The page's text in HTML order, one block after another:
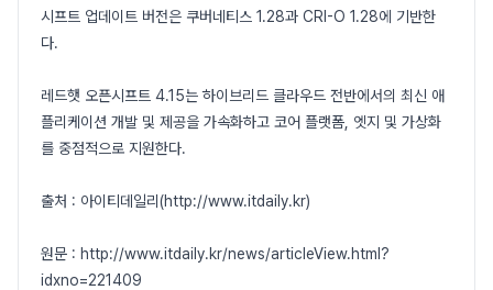
시프트 업데이트 버전은 쿠버네티스 1.28과 CRI-O 1.28에 기반한
다.
레드햇 오픈시프트 4.15는 하이브리드 클라우드 전반에서의 최신 애
플리케이션 개발 및 제공을 가속화하고 코어 플랫폼, 엣지 및 가상화
를 중점적으로 지원한다.
출처 : 아이티데일리(http://www.itdaily.kr)
원문 : http://www.itdaily.kr/news/articleView.html?
idxno=221409